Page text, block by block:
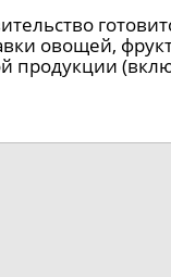
овощей,
продукции